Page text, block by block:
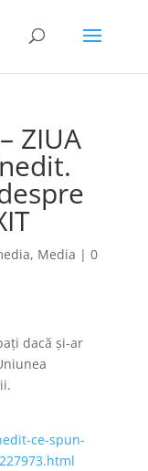
ZIUA
, Media | 0
dacă și-ar
ce-spun-